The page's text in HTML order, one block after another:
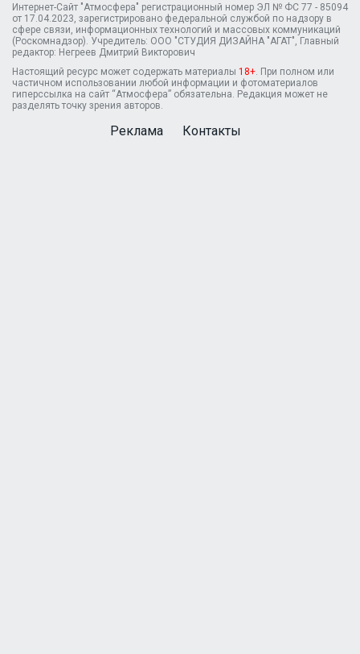
Интернет-Сайт "Атмосфера" регистрационный номер ЭЛ № ФС 77 - 85094
от 17.04.2023, зарегистрировано федеральной службой по надзору в
сфере связи, информационных технологий и массовых коммуникаций
(Роскомнадзор). Учредитель: ООО "СТУДИЯ ДИЗАЙНА "АГАТ", Главный
редактор: Негреев Дмитрий Викторович
Настоящий ресурс может содержать материалы 18+. При полном или
частичном использовании любой информации и фотоматериалов
гиперссылка на сайт “Атмосфера” обязательна. Редакция может не
разделять точку зрения авторов.
Реклама Контакты